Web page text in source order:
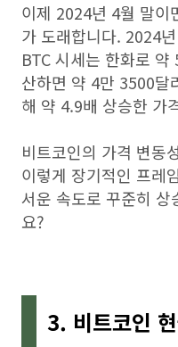
이제 2024년 4월 말이
가 도래합니다. 2024
BTC 시세는 한화로
산하면 약 4만 3500달
해 약 4.9배 상승한 가
비트코인의 가격 변동
이렇게 장기적인 프레
서운 속도로 꾸준히
요?
3. 비트코인